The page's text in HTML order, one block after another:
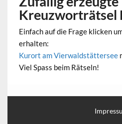
Kreuzworträtsel
Einfach auf die Frage klicken
erhalten:
Kurort am Vierwaldstättersee
Viel Spass beim Rätseln!